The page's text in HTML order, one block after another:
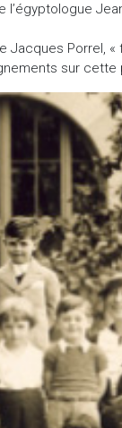
Porrel, «
sur cette